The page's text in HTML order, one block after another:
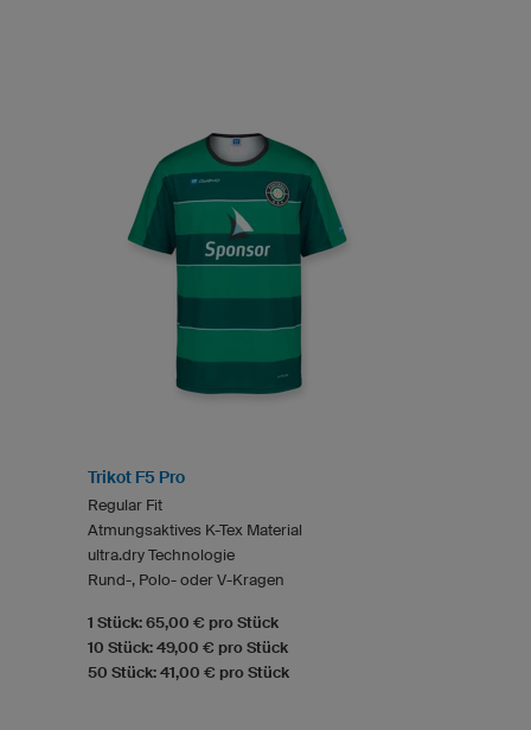
Trikot F5 Pro
Regular Fit
Atmungsaktives K-Tex Material
ultra.dry Technologie
Rund-, Polo- oder V-Kragen
1 Stück: 65,00 € pro Stück
10 Stück: 49,00 € pro Stück
50 Stück: 41,00 € pro Stück